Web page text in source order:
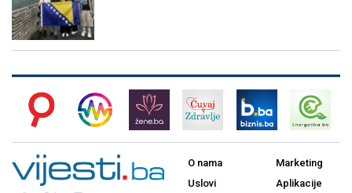
O nama
Uslovi
Marketing
Aplikacije